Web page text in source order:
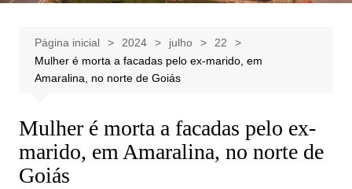
Página inicial 2024 julho
22
Mulher é morta a facadas pelo ex-marido, em
Amaralina, no norte de Goiás
Mulher é morta a facadas pelo ex-
marido, em Amaralina, no norte de
Goiás